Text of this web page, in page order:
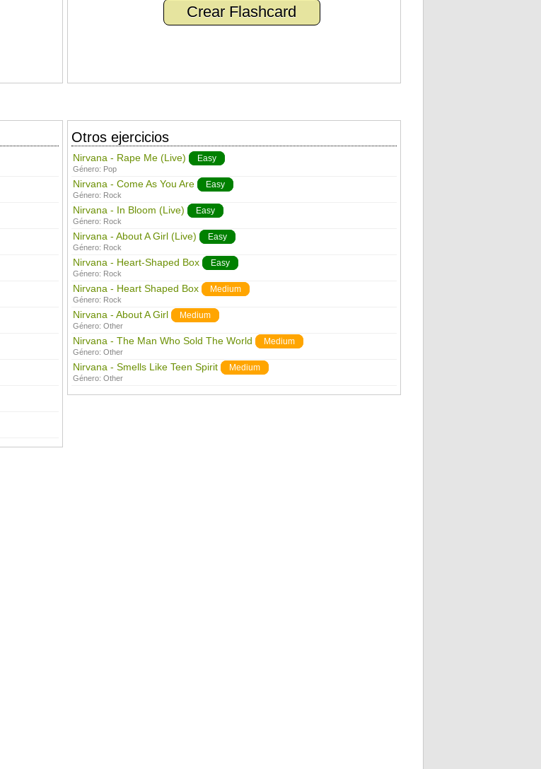
Crear Flashcard
Otros ejercicios
Nirvana - Rape Me (Live) Easy
Género: Pop
Nirvana - Come As You Are Easy
Género: Rock
Nirvana - In Bloom (Live) Easy
Género: Rock
Nirvana - About A Girl (Live) Easy
Género: Rock
Nirvana - Heart-Shaped Box Easy
Género: Rock
Nirvana - Heart Shaped Box Medium
Género: Rock
Nirvana - About A Girl Medium
Género: Other
Nirvana - The Man Who Sold The World Medium
Género: Other
Nirvana - Smells Like Teen Spirit Medium
Género: Other